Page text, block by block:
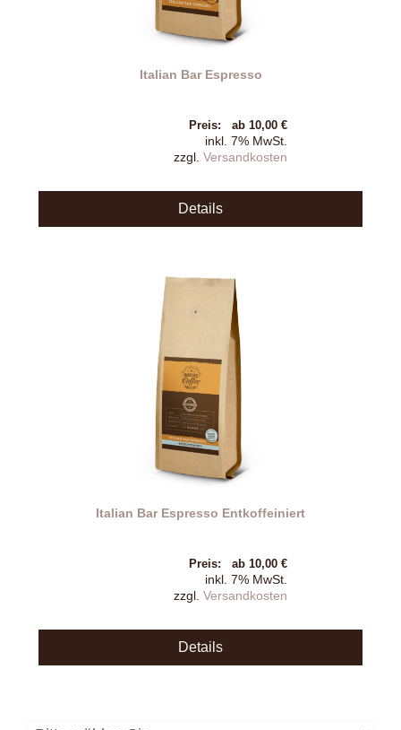
Italian Bar Espresso
Preis:
ab 10,00 €
inkl. 7% MwSt.
zzgl. Versandkosten
Details
Italian Bar Espresso Entkoffeiniert
Preis:
ab 10,00 €
inkl. 7% MwSt.
zzgl. Versandkosten
Details